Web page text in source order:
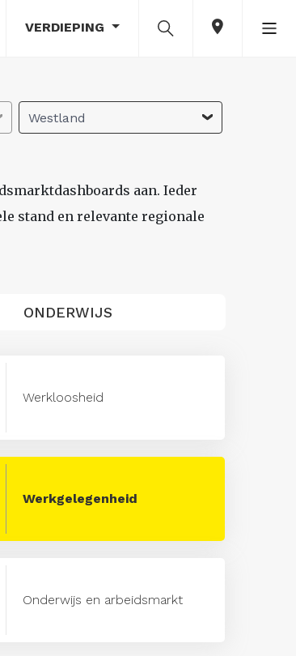
VERDIEPING
Westland
aan. Ieder
stand en relevante regionale
ONDERWIJS
Werkloosheid
Werkgelegenheid
Onderwijs en arbeidsmarkt